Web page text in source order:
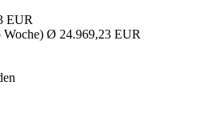
EUR
Woche) Ø 24.969,23 EUR